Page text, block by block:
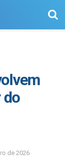
do
de 2026